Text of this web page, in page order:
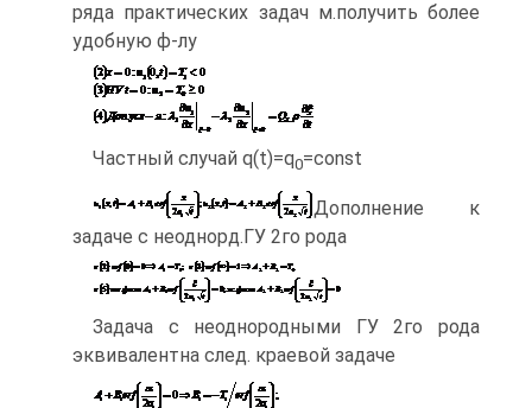
ряда практических задач м.получить более
удобную ф-лу
Частный случай q(t)=q0=const
Дополнение к
задаче с неоднорд.ГУ 2го рода
Задача с неоднородными ГУ 2го рода
эквивалентна след. краевой задаче